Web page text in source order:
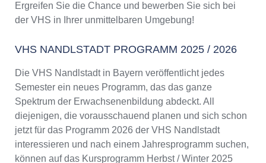
Ergreifen Sie die Chance und bewerben Sie sich bei
der VHS in Ihrer unmittelbaren Umgebung!
VHS NANDLSTADT PROGRAMM 2025 / 2026
Die VHS Nandlstadt in Bayern veröffentlicht jedes
Semester ein neues Programm, das das ganze
Spektrum der Erwachsenenbildung abdeckt. All
diejenigen, die vorausschauend planen und sich schon
jetzt für das Programm 2026 der VHS Nandlstadt
interessieren und nach einem Jahresprogramm suchen,
können auf das Kursprogramm Herbst / Winter 2025